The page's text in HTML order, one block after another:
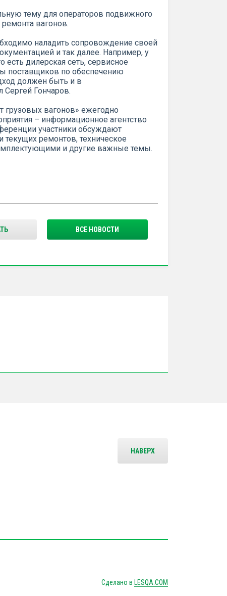
тему для операторов подвижного
ремонта вагонов.
наладить сопровождение своей
и так далее. Например, у
есть дилерская сеть, сервисное
поставщиков по обеспечению
должен быть и в
Сергей Гончаров.
грузовых вагонов» ежегодно
– информационное агентство
участники обсуждают
текущих ремонтов, техническое
и другие важные темы.
ВСЕ НОВОСТИ
НАВЕРХ
Сделано в LESQA.COM